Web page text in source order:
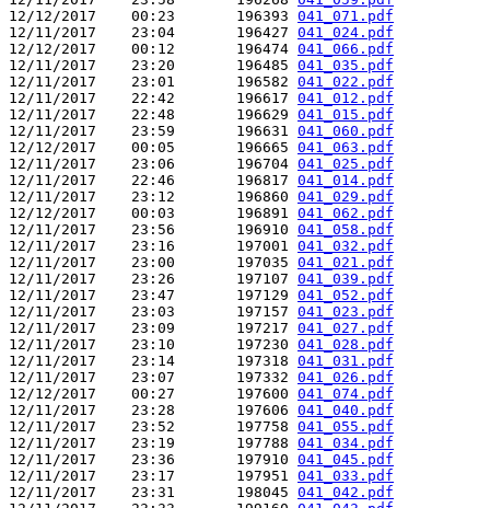
12/12/2017    00:23       196393 041_071.pdf
12/11/2017    23:04       196427 041_024.pdf
12/12/2017    00:12       196474 041_066.pdf
12/11/2017    23:20       196485 041_035.pdf
12/11/2017    23:01       196582 041_022.pdf
12/11/2017    22:42       196617 041_012.pdf
12/11/2017    22:48       196629 041_015.pdf
12/11/2017    23:59       196631 041_060.pdf
12/12/2017    00:05       196665 041_063.pdf
12/11/2017    23:06       196704 041_025.pdf
12/11/2017    22:46       196817 041_014.pdf
12/11/2017    23:12       196860 041_029.pdf
12/12/2017    00:03       196891 041_062.pdf
12/11/2017    23:56       196910 041_058.pdf
12/11/2017    23:16       197001 041_032.pdf
12/11/2017    23:00       197035 041_021.pdf
12/11/2017    23:26       197107 041_039.pdf
12/11/2017    23:47       197129 041_052.pdf
12/11/2017    23:03       197157 041_023.pdf
12/11/2017    23:09       197217 041_027.pdf
12/11/2017    23:10       197230 041_028.pdf
12/11/2017    23:14       197318 041_031.pdf
12/11/2017    23:07       197332 041_026.pdf
12/12/2017    00:27       197600 041_074.pdf
12/11/2017    23:28       197606 041_040.pdf
12/11/2017    23:52       197758 041_055.pdf
12/11/2017    23:19       197788 041_034.pdf
12/11/2017    23:36       197910 041_045.pdf
12/11/2017    23:17       197951 041_033.pdf
12/11/2017    23:31       198045 041_042.pdf